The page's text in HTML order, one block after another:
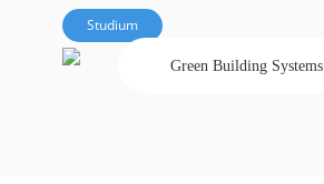
Studium
Green Building Systems